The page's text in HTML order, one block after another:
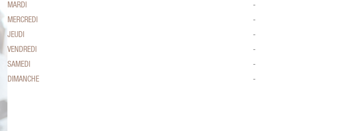
MARDI
-
MERCREDI
-
JEUDI
-
VENDREDI
-
SAMEDI
-
DIMANCHE
-